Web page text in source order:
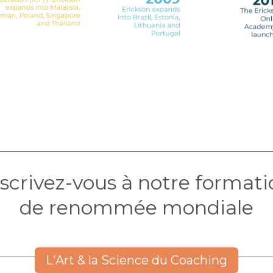
vous à notre
de renommée mondiale
L'Art & la Science du Coaching